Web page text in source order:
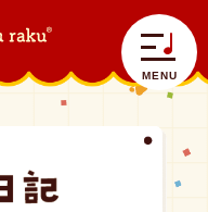
MENU
日によせて